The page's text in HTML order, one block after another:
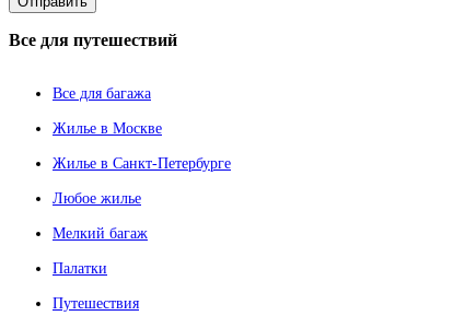
Все для путешествий
Все для багажа
Жилье в Москве
Жилье в Санкт-Петербурге
Любое жилье
Мелкий багаж
Палатки
Путешествия